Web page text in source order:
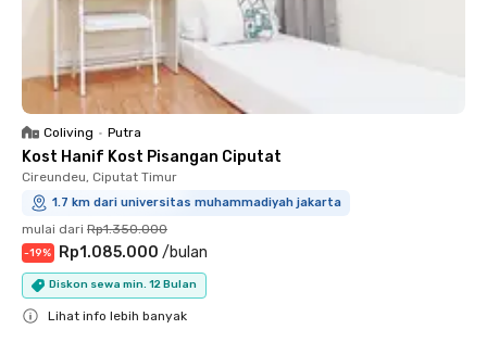
Coliving • Putra
Kost Hanif Kost Pisangan Ciputat
Cireundeu, Ciputat Timur
1.7 km dari universitas muhammadiyah jakarta
mulai dari Rp1.350.000
-19% Rp1.085.000 /bulan
Diskon sewa min. 12 Bulan
Lihat info lebih banyak